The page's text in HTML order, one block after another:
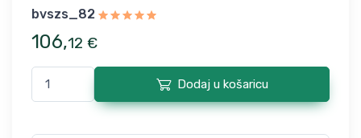
bvszs_82
106,12 €
Dodaj u košaricu